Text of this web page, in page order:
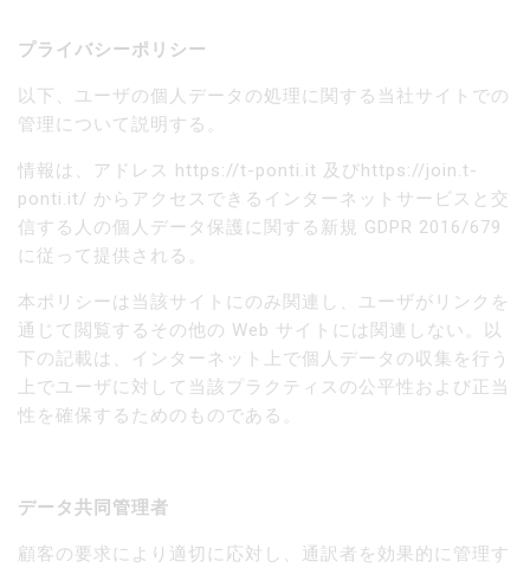
プライバシーポリシー
以下、ユーザの個人データの処理に関する当社サイトでの
管理について説明する。
情報は、アドレス https://t-ponti.it 及びhttps://join.t-
ponti.it/ からアクセスできるインターネットサービスと交
信する人の個人データ保護に関する新規 GDPR 2016/679
に従って提供される。
本ポリシーは当該サイトにのみ関連し、ユーザがリンクを
通じて閲覧するその他の Web サイトには関連しない。以
下の記載は、インターネット上で個人データの収集を行う
上でユーザに対して当該プラクティスの公平性および正当
性を確保するためのものである。
データ共同管理者
顧客の要求により適切に応対し、通訳者を効果的に管理す